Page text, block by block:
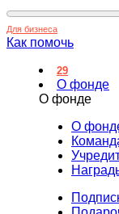
Для бизнеса
Как помочь
29
О фонде
О фонде
О